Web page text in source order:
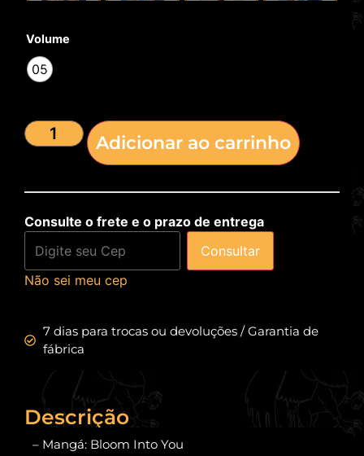
Volume
05
Adicionar ao carrinho
Consulte o frete e o prazo de entrega
Consultar
Não sei meu cep
7 dias para trocas ou devoluções / Garantia de
fábrica
Descrição
– Mangá: Bloom Into You